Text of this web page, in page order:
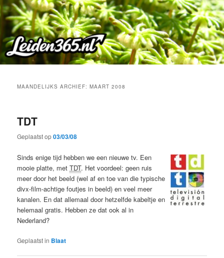
Spring
naar
primaire
inhoud
Spring
naar
secundaire
inhoud
MAANDELIJKS ARCHIEF:MAART 2008
TDT
Geplaatst op03/03/08
Sinds enige tijd hebben we een nieuwe tv. Een
mooie platte, metTDT. Het voordeel: geen ruis
meer door het beeld (wel af en toe van die typische
divx-film-achtige foutjes in beeld) en veel meer
kanalen. En dat allemaal door hetzelfde kabeltje en
helemaal gratis. Hebben ze dat ook al in
Nederland?
Geplaatst in Blaat